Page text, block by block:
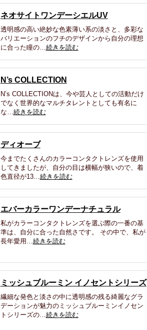
ネオサイトワンデーシエルUV
透明感の高い絶妙な色素薄い系の淡さと、多彩な
バリエーションのフチのデザインから自分の理想
に合った瞳の…続きを読む
N’s COLLECTION
N’s COLLECTIONは、今や芸人としての活動だけ
でなく世界的なマルチタレントとしても有名に
な…続きを読む
ディオーブ
今までたくさんのカラーコンタクトレンズを使用
してきましたが、自分の目は横幅が狭いので、着
色直径が13…続きを読む
エバーカラーワンデーナチュラル
私がカラーコンタクトレンズを選ぶ際の一番の基
準は、自分に合った自然さです。 その中で、私が
長年愛用…続きを読む
ミッシュブルーミン イノセントシリーズ
繊細な発色と淡さの中に透明感の残る綺麗なグラ
デーションが魅力のミッシュブルーミンイノセン
トシリーズの…続きを読む